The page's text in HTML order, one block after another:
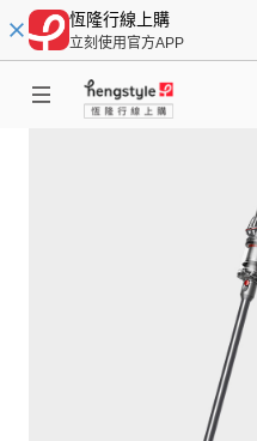
恆隆行線上購
立刻使用官方APP